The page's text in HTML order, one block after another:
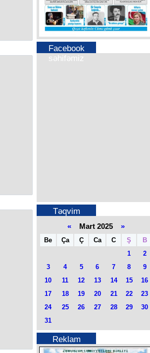
Facebook
səhifəmiz
Təqvim
« Mart 2025 »
Be Ça Ç Ca C Ş
B
1
2
3
4 5 6 7 8
9
10
11 12 13 14 15
16
17
18 19 20 21 22
23
24
25 26 27 28 29
30
31
Reklam